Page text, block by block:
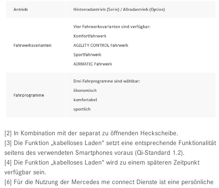
[2] In Kombination mit der separat zu öffnenden Heckscheibe.
[3] Die Funktion „kabelloses Laden“ setzt eine entsprechende Funktionalität
seitens des verwendeten Smartphones voraus (Qi-Standard 1.2).
[4] Die Funktion „kabelloses Laden“ wird zu einem späteren Zeitpunkt
verfügbar sein.
[6] Für die Nutzung der Mercedes me connect Dienste ist eine persönliche